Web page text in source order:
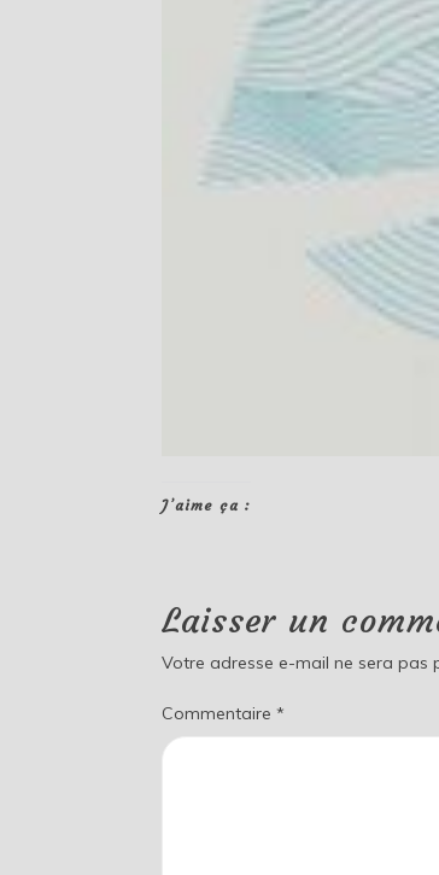
J’aime ça :
Laisser un
Votre adresse e-mail ne sera pas
Commentaire*